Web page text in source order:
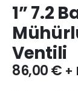
1” 7.2
Ventili
86,00€ +